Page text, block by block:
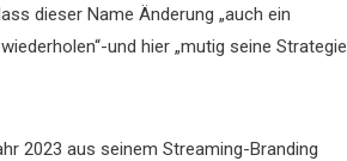
dieser Name Änderung „auch ein
und hier „mutig seine Strategie
2023 aus seinem Streaming-Branding